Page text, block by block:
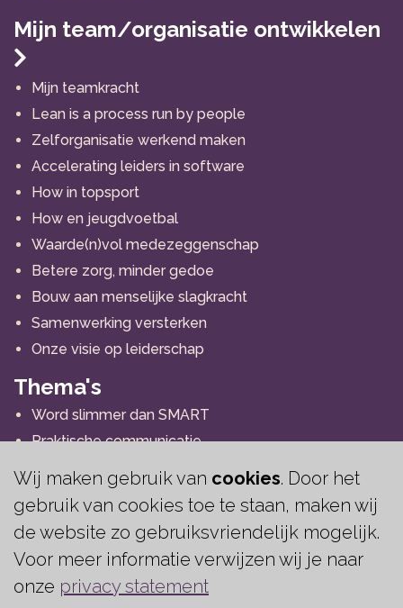
Mijn team/organisatie ontwikkelen
Mijn teamkracht
Lean is a process run by people
Zelforganisatie werkend maken
Accelerating leiders in software
How in topsport
How en jeugdvoetbal
Waarde(n)vol medezeggenschap
Betere zorg, minder gedoe
Bouw aan menselijke slagkracht
Samenwerking versterken
Onze visie op leiderschap
Thema's
Word slimmer dan SMART
Praktische communicatie
Persoonlijk Leiderschap
Leiderschap
Personal Coaching
Executive Coaching
Projecten leiden
Wij maken gebruik van cookies. Door het
gebruik van cookies toe te staan, maken wij
de website zo gebruiksvriendelijk mogelijk.
Voor meer informatie verwijzen wij je naar
onze privacy statement